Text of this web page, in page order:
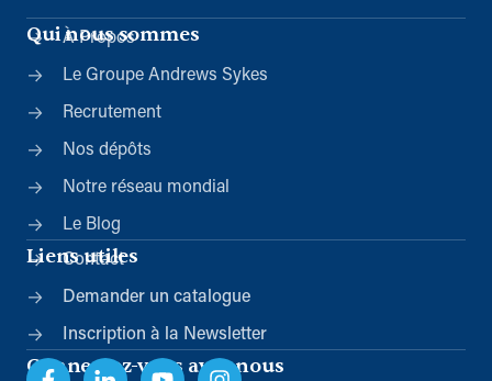
Qui nous sommes
À Propos
Le Groupe Andrews Sykes
Recrutement
Nos dépôts
Notre réseau mondial
Le Blog
Liens utiles
Contact
Demander un catalogue
Inscription à la Newsletter
Connectez-vous avec nous